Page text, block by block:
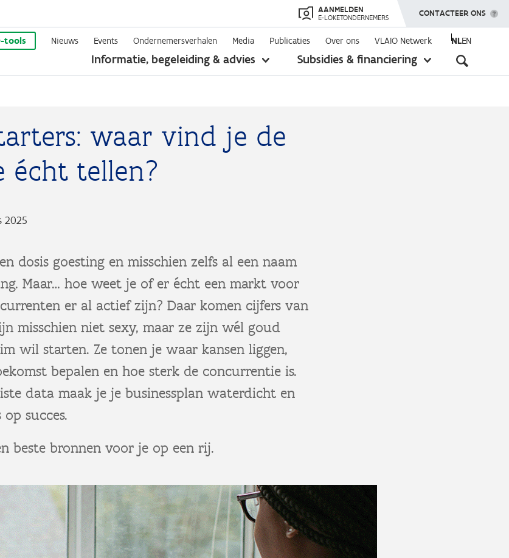
Overslaan
en
naar
de
AANMELDEN
E-LOKETONDERNEMERS TOON MENU
CONTACTEER ONS
tools Nieuws Events Ondernemersverhalen Media Publicaties Over ons VLAIO Netwerk NLEN
Informatie, begeleiding & advies
toon
Subsidies & financiering
toon
waar vind je de
écht tellen?
2025
dosis goesting en misschien zelfs al een naam
Maar… hoe weet je of er écht een markt voor
er al actief zijn? Daar komen cijfers van
misschien niet sexy, maar ze zijn wél goud
wil starten. Ze tonen je waar kansen liggen,
bepalen en hoe sterk de concurrentie is.
data maak je je businessplan waterdicht en
succes.
beste bronnen voor je op een rij.